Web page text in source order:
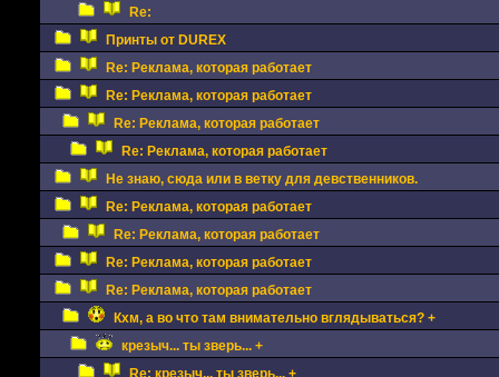
Re:
Принты от DUREX
Re: Реклама, которая работает
Re: Реклама, которая работает
Re: Реклама, которая работает
Re: Реклама, которая работает
Не знаю, сюда или в ветку для девственников.
Re: Реклама, которая работает
Re: Реклама, которая работает
Re: Реклама, которая работает
Re: Реклама, которая работает
Кхм, а во что там внимательно вглядываться? +
крезыч... ты зверь... +
Re: крезыч... ты зверь... +